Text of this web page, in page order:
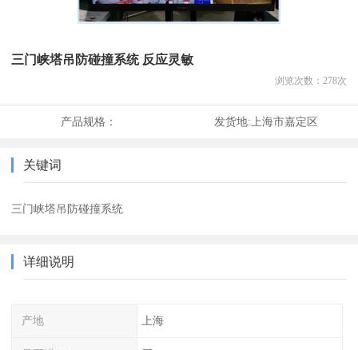
三门峡塔吊防碰撞系统 反应灵敏
浏览次数： 278次
产品规格： 发货地:上海市嘉定区
关键词
三门峡塔吊防碰撞系统
详细说明
产地 上海